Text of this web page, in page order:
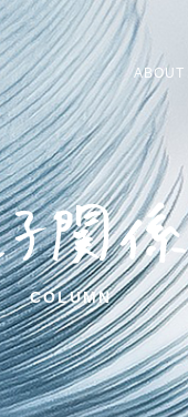
ABOUT
COLUMN